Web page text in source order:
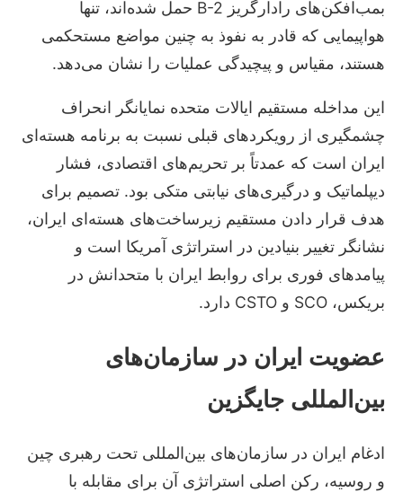
بمب‌افکن‌های رادارگریز B-2 حمل شده‌اند، تنها
هواپیمایی که قادر به نفوذ به چنین مواضع مستحکمی
هستند، مقیاس و پیچیدگی عملیات را نشان می‌دهد.
این مداخله مستقیم ایالات متحده نمایانگر انحراف
چشمگیری از رویکردهای قبلی نسبت به برنامه هسته‌ای
ایران است که عمدتاً بر تحریم‌های اقتصادی، فشار
دیپلماتیک و درگیری‌های نیابتی متکی بود. تصمیم برای
هدف قرار دادن مستقیم زیرساخت‌های هسته‌ای ایران،
نشانگر تغییر بنیادین در استراتژی آمریکا است و
پیامدهای فوری برای روابط ایران با متحدانش در
بریکس، SCO و CSTO دارد.
عضویت ایران در سازمان‌های
بین‌المللی جایگزین
ادغام ایران در سازمان‌های بین‌المللی تحت رهبری چین
و روسیه، رکن اصلی استراتژی آن برای مقابله با